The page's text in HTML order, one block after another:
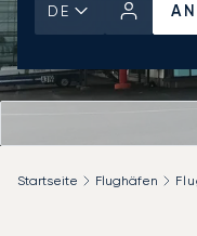
DE
Startseite Flughäfen